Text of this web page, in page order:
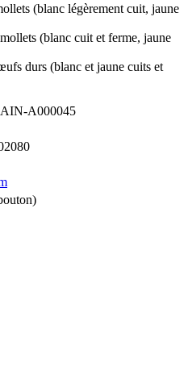
(blanc légèrement cuit, jaune
(blanc cuit et ferme, jaune
durs (blanc et jaune cuits et
A000045